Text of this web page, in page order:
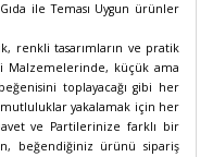
ile Teması Uygun ürünler
renkli tasarımların ve pratik
Malzemelerinde, küçük ama
toplayacağı gibi her
yakalamak için her
ve Partilerinize farklı bir
beğendiğiniz ürünü sipariş